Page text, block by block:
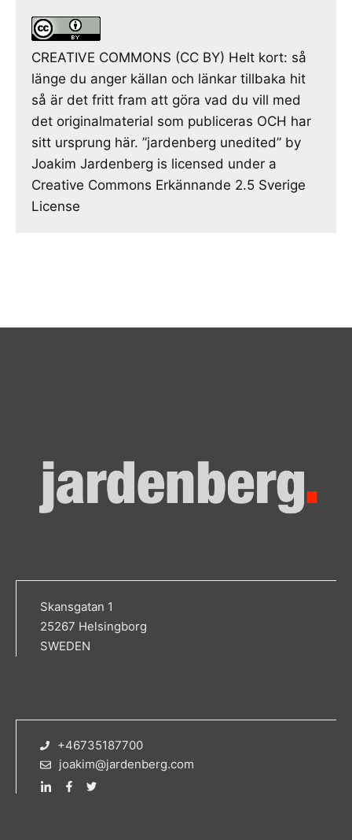
CREATIVE COMMONS (CC BY) Helt kort: så
länge du anger källan och länkar tillbaka hit
så är det fritt fram att göra vad du vill med
det originalmaterial som publiceras OCH har
sitt ursprung här. ”jardenberg unedited” by
Joakim Jardenberg is licensed under a
Creative Commons Erkännande 2.5 Sverige
License
Skansgatan 1
25267 Helsingborg
SWEDEN
+46735187700
joakim@jardenberg.com